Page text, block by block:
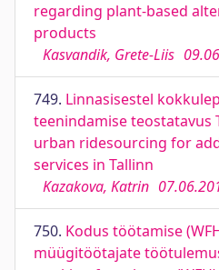
regarding plant-based
products
Kasvandik, Grete-Liis
749. Linnasisestel
teenindamise teostatavus
urban ridesourcing for
services in Tallinn
Kazakova, Katrin
750. Kodus töötamise
müügitöötajate